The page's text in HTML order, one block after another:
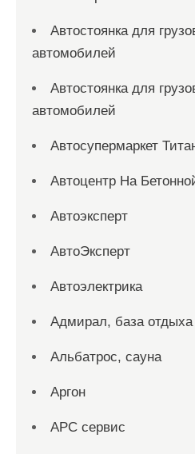
Автостоянка для
автомобилей
Автостоянка для
автомобилей
Автосупермаркет
Автоцентр На
Автоэксперт
АвтоЭксперт
Автоэлектрика
Адмирал, база отдыха
Альбатрос, сауна
Аргон
АРС сервис